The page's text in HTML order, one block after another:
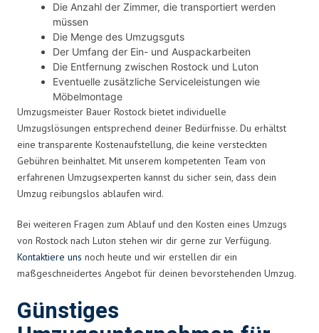
Die Anzahl der Zimmer, die transportiert werden
müssen
Die Menge des Umzugsguts
Der Umfang der Ein- und Auspackarbeiten
Die Entfernung zwischen Rostock und Luton
Eventuelle zusätzliche Serviceleistungen wie
Möbelmontage
Umzugsmeister Bauer Rostock bietet individuelle
Umzugslösungen entsprechend deiner Bedürfnisse. Du erhältst
eine transparente Kostenaufstellung, die keine versteckten
Gebühren beinhaltet. Mit unserem kompetenten Team von
erfahrenen Umzugsexperten kannst du sicher sein, dass dein
Umzug reibungslos ablaufen wird.
Bei weiteren Fragen zum Ablauf und den Kosten eines Umzugs
von Rostock nach Luton stehen wir dir gerne zur Verfügung.
Kontaktiere uns noch heute und wir erstellen dir ein
maßgeschneidertes Angebot für deinen bevorstehenden Umzug.
Günstiges